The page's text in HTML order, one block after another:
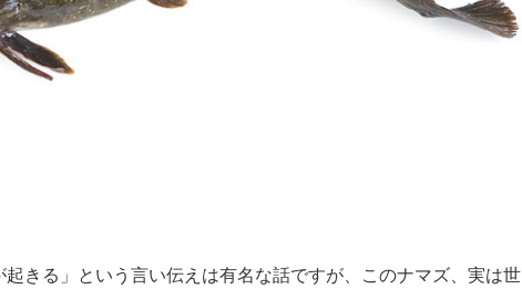
起きる」という言い伝えは有名な話ですが、このナマズ、実は世